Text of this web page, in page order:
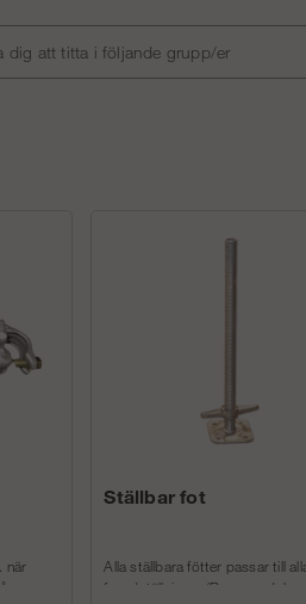
dig att titta i följande grupp/er
när
Ställbar fot
Alla ställbara fötter passar till
fasadställningar (Ram, modul-